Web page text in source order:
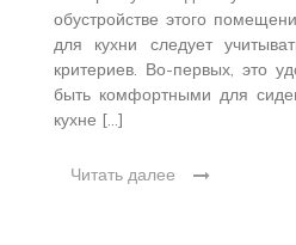
обустройстве этого
для кухни следует
критериев. Во-первых, это
быть комфортными для
кухне […]
Читать далее